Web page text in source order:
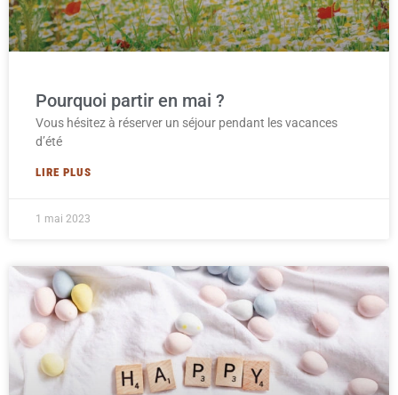
Pourquoi partir en mai ?
Vous hésitez à réserver un séjour pendant les vacances
d’été
LIRE PLUS
1 mai 2023